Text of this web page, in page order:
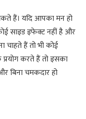
हैं। यदि आपका मन हो
साइड इफेक्ट नहीं है और
चाहते हैं तो भी कोई
करते हैं तो इसका
बिना चमकदार हो